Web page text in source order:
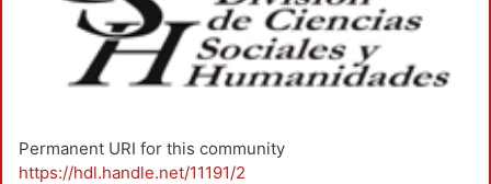
Permanent URI for this community
https://hdl.handle.net/11191/2